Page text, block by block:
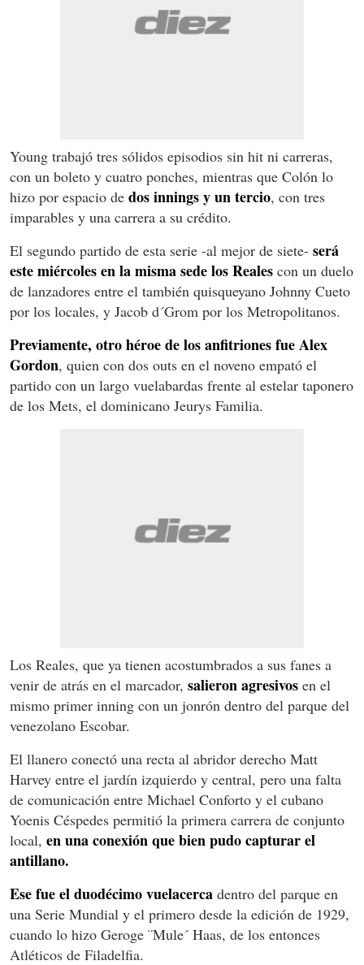
Young trabajó tres sólidos episodios sin hit ni carreras,
con un boleto y cuatro ponches, mientras que Colón lo
hizo por espacio de dos innings y un tercio, con tres
imparables y una carrera a su crédito.
El segundo partido de esta serie -al mejor de siete- será
este miércoles en la misma sede los Reales con un duelo
de lanzadores entre el también quisqueyano Johnny Cueto
por los locales, y Jacob d´Grom por los Metropolitanos.
Previamente, otro héroe de los anfitriones fue Alex
Gordon, quien con dos outs en el noveno empató el
partido con un largo vuelabardas frente al estelar taponero
de los Mets, el dominicano Jeurys Familia.
Los Reales, que ya tienen acostumbrados a sus fanes a
venir de atrás en el marcador, salieron agresivos en el
mismo primer inning con un jonrón dentro del parque del
venezolano Escobar.
El llanero conectó una recta al abridor derecho Matt
Harvey entre el jardín izquierdo y central, pero una falta
de comunicación entre Michael Conforto y el cubano
Yoenis Céspedes permitió la primera carrera de conjunto
local, en una conexión que bien pudo capturar el
antillano.
Ese fue el duodécimo vuelacerca dentro del parque en
una Serie Mundial y el primero desde la edición de 1929,
cuando lo hizo Geroge ¨Mule´ Haas, de los entonces
Atléticos de Filadelfia.